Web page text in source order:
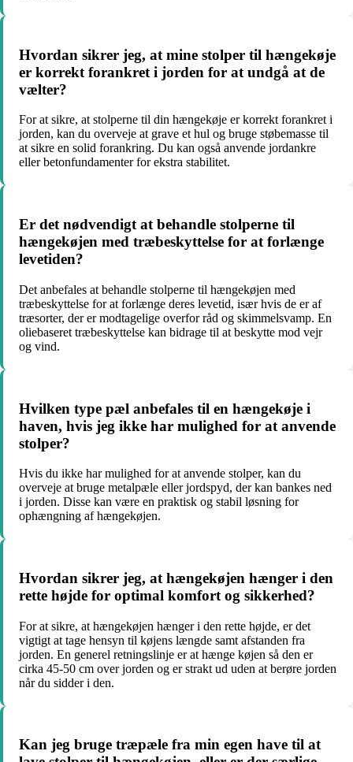
Hvordan sikrer jeg, at mine stolper til hængekøje
er korrekt forankret i jorden for at undgå at de
vælter?
For at sikre, at stolperne til din hængekøje er korrekt forankret i
jorden, kan du overveje at grave et hul og bruge støbemasse til
at sikre en solid forankring. Du kan også anvende jordankre
eller betonfundamenter for ekstra stabilitet.
Er det nødvendigt at behandle stolperne til
hængekøjen med træbeskyttelse for at forlænge
levetiden?
Det anbefales at behandle stolperne til hængekøjen med
træbeskyttelse for at forlænge deres levetid, især hvis de er af
træsorter, der er modtagelige overfor råd og skimmelsvamp. En
oliebaseret træbeskyttelse kan bidrage til at beskytte mod vejr
og vind.
Hvilken type pæl anbefales til en hængekøje i
haven, hvis jeg ikke har mulighed for at anvende
stolper?
Hvis du ikke har mulighed for at anvende stolper, kan du
overveje at bruge metalpæle eller jordspyd, der kan bankes ned
i jorden. Disse kan være en praktisk og stabil løsning for
ophængning af hængekøjen.
Hvordan sikrer jeg, at hængekøjen hænger i den
rette højde for optimal komfort og sikkerhed?
For at sikre, at hængekøjen hænger i den rette højde, er det
vigtigt at tage hensyn til køjens længde samt afstanden fra
jorden. En generel retningslinje er at hænge køjen så den er
cirka 45-50 cm over jorden og er strakt ud uden at berøre jorden
når du sidder i den.
Kan jeg bruge træpæle fra min egen have til at